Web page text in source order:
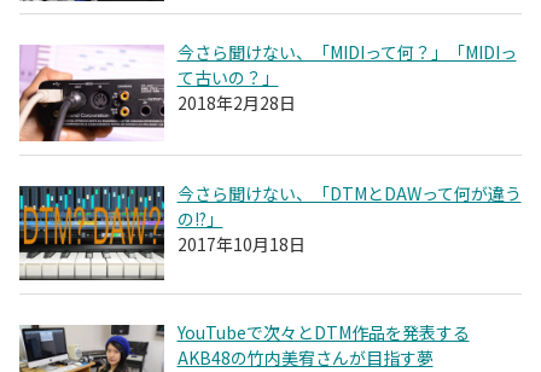
今さら聞けない、「MIDIって何？」「MIDIっ
て古いの？」
2018年2月28日
今さら聞けない、「DTMとDAWって何が違う
の!?」
2017年10月18日
YouTubeで次々とDTM作品を発表する
AKB48の竹内美宥さんが目指す夢